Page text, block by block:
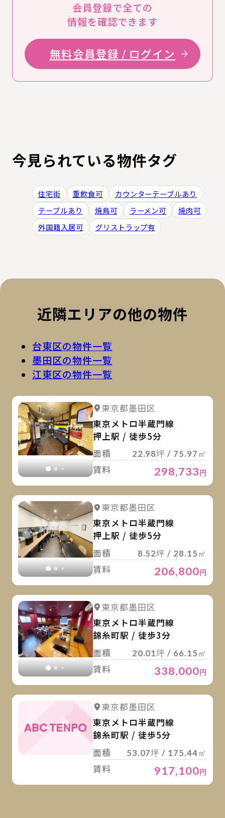
会員登録で全ての
情報を確認できます
無料会員登録 / ログイン
今見られている物件タグ
住宅街 重飲食可
カウンターテーブルあり
テーブルあり
焼鳥可 ラーメン可
焼肉可
外国籍入居可
グリストラップ有
近隣エリアの他の物件
台東区の物件一覧
墨田区の物件一覧
江東区の物件一覧
詳細を見る
東京都墨田区
東京メトロ半蔵門線
押上駅 / 徒歩5分
面積
22.98坪 / 75.97㎡
賃料 298,733円
詳細を見る
東京都墨田区
東京メトロ半蔵門線
押上駅 / 徒歩5分
面積
8.52坪 / 28.15㎡
賃料 206,800円
詳細を見る
東京都墨田区
東京メトロ半蔵門線
錦糸町駅 / 徒歩3分
面積
20.01坪 / 66.15㎡
賃料 338,000円
東京都墨田区
東京メトロ半蔵門線
錦糸町駅 / 徒歩5分
面積
53.07坪 / 175.44㎡
賃料 917,100円